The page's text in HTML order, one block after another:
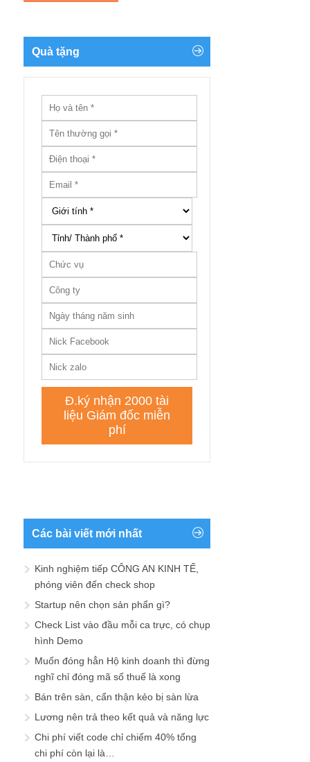
Quà tặng
Các bài viết mới nhất
Kinh nghiệm tiếp CÔNG AN KINH TẾ,
phóng viên đến check shop
Startup nên chọn sản phẩn gì?
Check List vào đầu mỗi ca trực, có chụp
hình Demo
Muốn đóng hẳn Hộ kinh doanh thì đừng
nghĩ chỉ đóng mã số thuế là xong
Bán trên sàn, cẩn thận kẻo bị sàn lừa
Lương nên trả theo kết quả và năng lực
Chi phí viết code chỉ chiếm 40% tổng
chi phí còn lại là…